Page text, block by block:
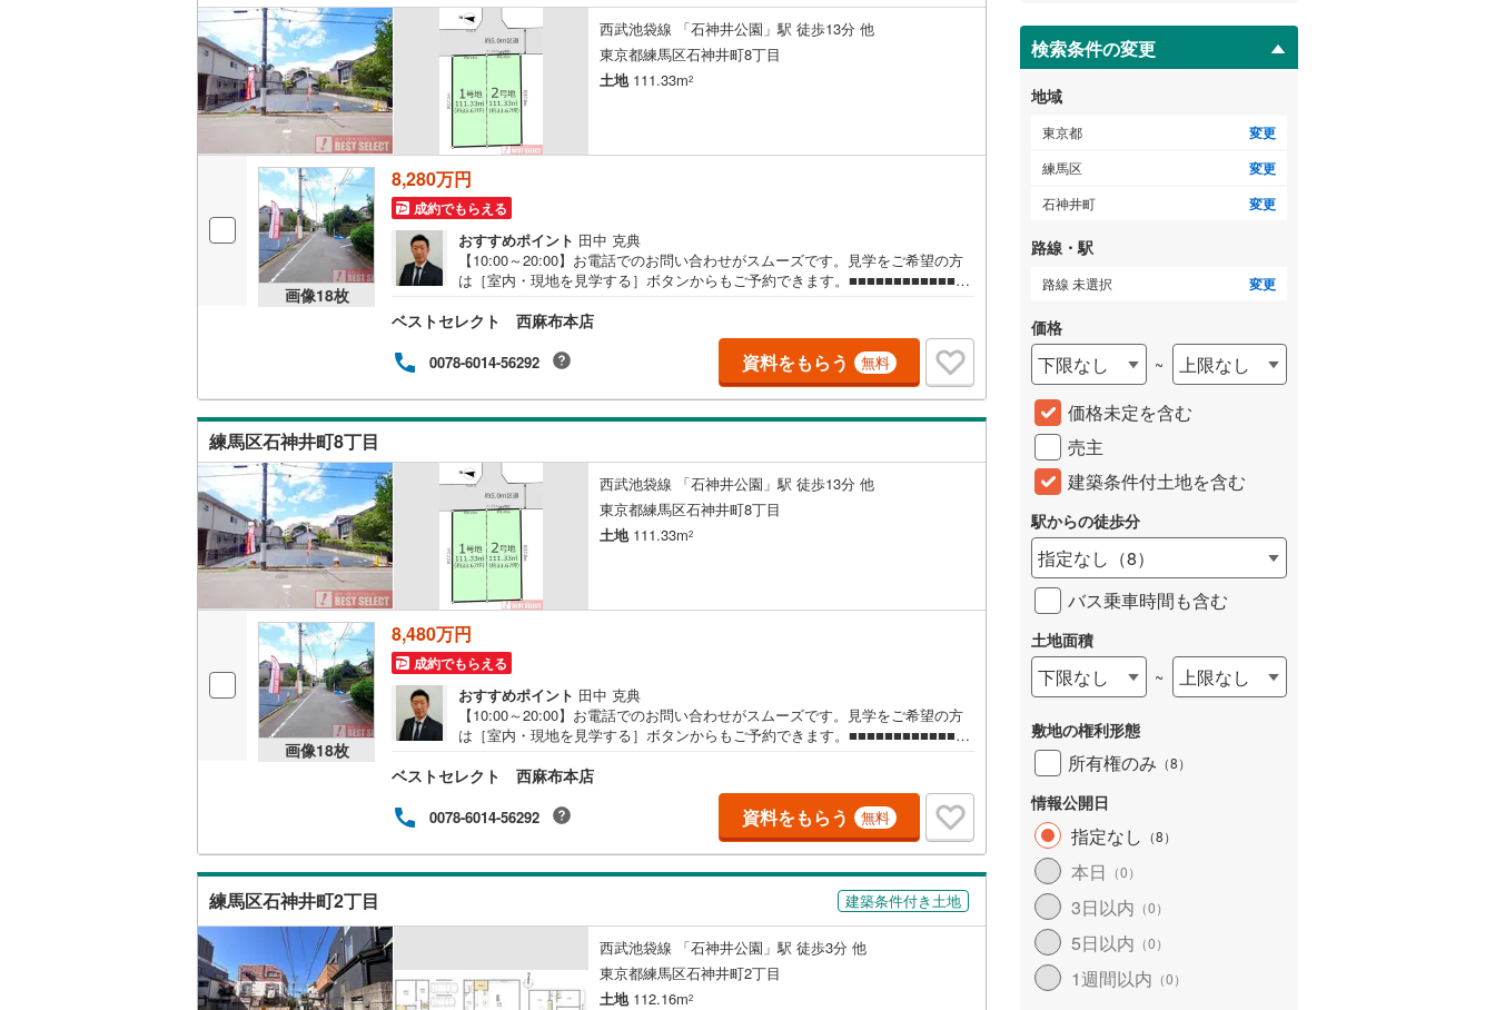
西武池袋線 「石神井公園」駅 徒歩13分 他
東京都練馬区石神井町8丁目
土地111.33m2
画像18枚
8,280万円
成約でもらえる
おすすめポイント 田中 克典
【10:00～20:00】お電話でのお問い合わせがスムーズです。見学をご希望の方
は［室内・現地を見学する］ボタンからもご予約できます。■■■■■■■■■■■■■■
なし売地！前面道路は北東側5.0m公道（間口6.45m）で車庫入れもスムーズ！
実際に現地で周辺環境等をご覧ください！お問合せお待ちしております〈物件P
OINT〉■西武池袋線『石神井公園』駅徒歩15分■西武池袋線『大泉学園』駅徒歩
19分■敷地111.33平米（36.67坪）の整形地■お好きなハウスメーカー・工務店
で建築可能■徒歩圏に保育園や幼稚園が点在していて子育て世代のご家族も安心
■お買い物施設や公園が近くに揃う充実した生活環境～ご家族のスタイルに合っ
ください。
ベストセレクト 西麻布本店
0078-6014-56292 資料をもらう 無料
練馬区石神井町8丁目
西武池袋線 「石神井公園」駅 徒歩13分 他
東京都練馬区石神井町8丁目
土地111.33m2
画像18枚
8,480万円
成約でもらえる
おすすめポイント 田中 克典
【10:00～20:00】お電話でのお問い合わせがスムーズです。見学をご希望の方
は［室内・現地を見学する］ボタンからもご予約できます。■■■■■■■■■■■■■■
なし売地！前面道路は北東側5.0m公道（間口6.45m）で車庫入れもスムーズ！
実際に現地で周辺環境等をご覧ください！お問合せお待ちしております〈物件P
OINT〉■西武池袋線『石神井公園』駅徒歩15分■西武池袋線『大泉学園』駅徒歩
19分■敷地111.33平米（36.67坪）の整形地■お好きなハウスメーカー・工務店
で建築可能■徒歩圏に保育園や幼稚園が点在していて子育て世代のご家族も安心
■お買い物施設や公園が近くに揃う充実した生活環境～ご家族のスタイルに合っ
たお住まいをご提案します～■■■■■■■■■■■■■■■■■■■■■お気軽にお申しつけ
ベストセレクト 西麻布本店
0078-6014-56292 資料をもらう 無料
練馬区石神井町2丁目 建築条件付き土地
西武池袋線 「石神井公園」駅 徒歩3分 他
東京都練馬区石神井町2丁目
土地112.16m2
ジ
に
保
存
す
る
検索条件の変更
地域
東京都 変更
練馬区 変更
石神井町 変更
路線・駅
路線 未選択 変更
価格
下限なし ~
上限なし
価格未定を含む
売主
建築条件付土地を含む
駅からの徒歩分
指定なし （8）
バス乗車時間も含む
土地面積
下限なし ~ 上限なし
敷地の権利形態
所有権のみ （8）
情報公開日
指定なし （8）
本日 （0）
3日以内 （0）
5日以内 （0）
1週間以内 （0）
八丈島八丈町(0) 青ヶ島村(0)
小田急多摩線(0) 東急東横線(0) 東急多摩川線(0)
東急大井町線 ( 東急田園都市線 東急池上線(0)
東急世田谷線(0 京急本線
京急空港線(0) 東京モノレール
ゆりかもめ
多摩モノレール 0